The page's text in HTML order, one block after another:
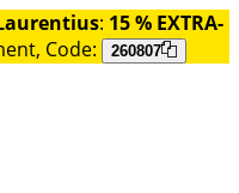
: 15 % EXTRA-
Code: 260807